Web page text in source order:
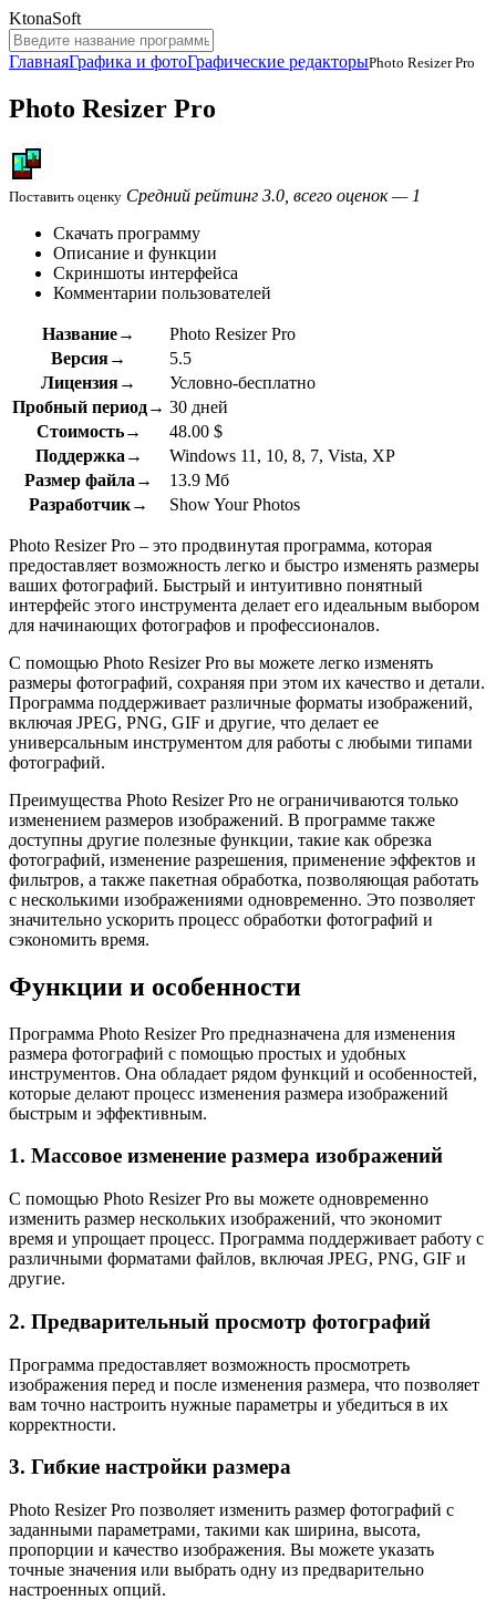
KtonaSoft
ГлавнаяГрафика и фотоГрафические редакторыPhoto Resizer Pro
Photo Resizer Pro
Поставить оценку Средний рейтинг 3.0, всего оценок — 1
Скачать программу
Описание и функции
Скриншоты интерфейса
Комментарии пользователей
Название→
Photo Resizer Pro
Версия→
5.5
Лицензия→
Условно-бесплатно
Пробный период→ 30 дней
Стоимость→
48.00 $
Поддержка→
Windows 11, 10, 8, 7, Vista, XP
Размер файла→
13.9 Мб
Разработчик→
Show Your Photos
Photo Resizer Pro – это продвинутая программа, которая
предоставляет возможность легко и быстро изменять размеры
ваших фотографий. Быстрый и интуитивно понятный
интерфейс этого инструмента делает его идеальным выбором
для начинающих фотографов и профессионалов.
С помощью Photo Resizer Pro вы можете легко изменять
размеры фотографий, сохраняя при этом их качество и детали.
Программа поддерживает различные форматы изображений,
включая JPEG, PNG, GIF и другие, что делает ее
универсальным инструментом для работы с любыми типами
фотографий.
Преимущества Photo Resizer Pro не ограничиваются только
изменением размеров изображений. В программе также
доступны другие полезные функции, такие как обрезка
фотографий, изменение разрешения, применение эффектов и
фильтров, а также пакетная обработка, позволяющая работать
с несколькими изображениями одновременно. Это позволяет
значительно ускорить процесс обработки фотографий и
сэкономить время.
Функции и особенности
Программа Photo Resizer Pro предназначена для изменения
размера фотографий с помощью простых и удобных
инструментов. Она обладает рядом функций и особенностей,
которые делают процесс изменения размера изображений
быстрым и эффективным.
1. Массовое изменение размера изображений
С помощью Photo Resizer Pro вы можете одновременно
изменить размер нескольких изображений, что экономит
время и упрощает процесс. Программа поддерживает работу с
различными форматами файлов, включая JPEG, PNG, GIF и
другие.
2. Предварительный просмотр фотографий
Программа предоставляет возможность просмотреть
изображения перед и после изменения размера, что позволяет
вам точно настроить нужные параметры и убедиться в их
корректности.
3. Гибкие настройки размера
Photo Resizer Pro позволяет изменить размер фотографий с
заданными параметрами, такими как ширина, высота,
пропорции и качество изображения. Вы можете указать
точные значения или выбрать одну из предварительно
настроенных опций.